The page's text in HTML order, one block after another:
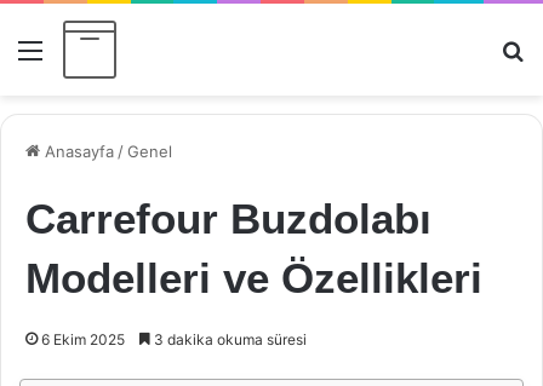
Menü
Anasayfa /Genel
Carrefour Buzdolabı
Modelleri ve Özellikleri
6 Ekim 2025 3 dakika okuma süresi